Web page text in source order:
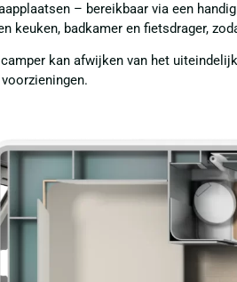
– bereikbaar via een
keuken, badkamer en fietsdrager,
kan afwijken van het